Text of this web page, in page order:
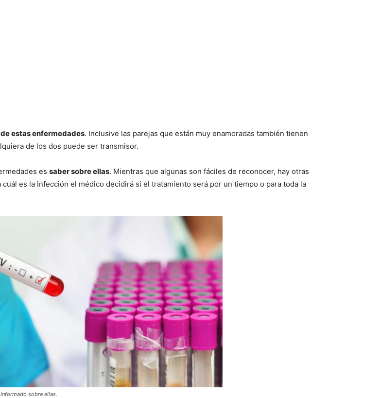
estas enfermedades. Inclusive las parejas que están muy enamoradas también tienen
de los dos puede ser transmisor.
es saber sobre ellas. Mientras que algunas son fáciles de reconocer, hay otras
es la infección el médico decidirá si el tratamiento será por un tiempo o para toda la
sobre ellas.